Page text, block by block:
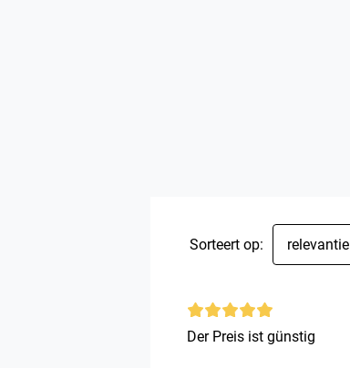
Sorteert op: relevantie
Der Preis ist günstig